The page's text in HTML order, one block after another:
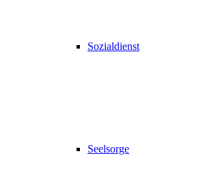
Sozialdienst
Seelsorge